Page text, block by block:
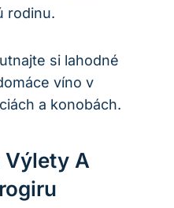
rodinu.
si lahodné
víno v
a konobách.
Výlety A